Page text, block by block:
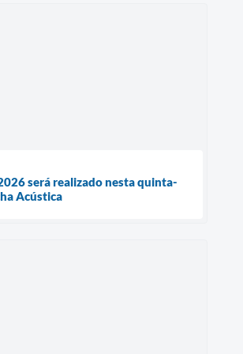
será realizado nesta quinta-
Acústica